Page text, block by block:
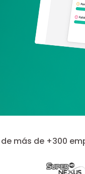
más de +300